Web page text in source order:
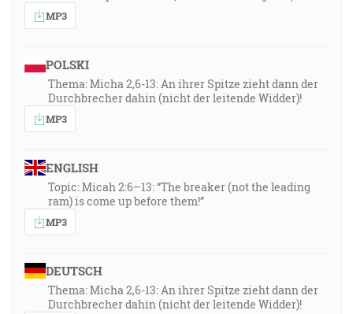
MP3
POLSKI
Thema: Micha 2,6-13: An ihrer Spitze zieht dann der
Durchbrecher dahin (nicht der leitende Widder)!
MP3
ENGLISH
Topic: Micah 2:6–13: “The breaker (not the leading
ram) is come up before them!”
MP3
DEUTSCH
Thema: Micha 2,6-13: An ihrer Spitze zieht dann der
Durchbrecher dahin (nicht der leitende Widder)!